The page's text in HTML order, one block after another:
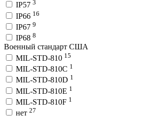
IP57 3
IP66 16
IP67 9
IP68 8
Военный стандарт США
MIL-STD-810 15
MIL-STD-810C 1
MIL-STD-810D 1
MIL-STD-810E 1
MIL-STD-810F 1
нет 27